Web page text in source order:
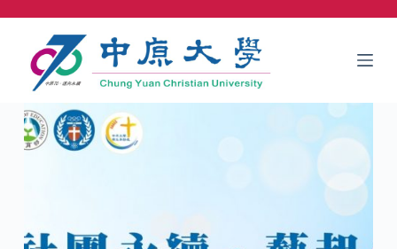
跳
主
容